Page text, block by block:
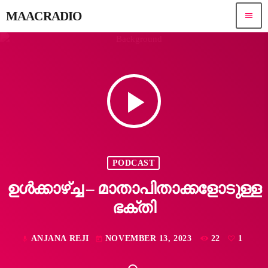
MAACRADIO menu
play_arrow
PODCAST
ഉൾക്കാഴ്ച്ച – മാതാപിതാക്കളോടുള്ള
ഭക്തി
mic ANJANA REJI today NOVEMBER 13, 2023 22 1